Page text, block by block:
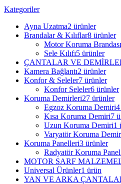
Kategoriler
Ayna Uzatma2 ürünler
Brandalar & Kılıflar8 ürünler
Motor Koruma Brandası
Sele Kılıfı5 ürünler
ÇANTALAR VE
Kamera Bağlantı2 ürünler
Konfor & Seleler7 ürünler
Konfor Seleler6 ürünler
Koruma Demirleri27 ürünler
Egzoz Koruma Demiri
Kısa Koruma Demiri7
Uzun Koruma Demiri1
Varyatör Koruma
Koruma Panelleri3 ürünler
Radyatör Koruma
MOTOR SARF
Universal Ürünler1 ürün
YAN VE ARKA